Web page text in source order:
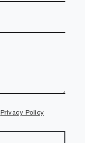
Privacy Policy